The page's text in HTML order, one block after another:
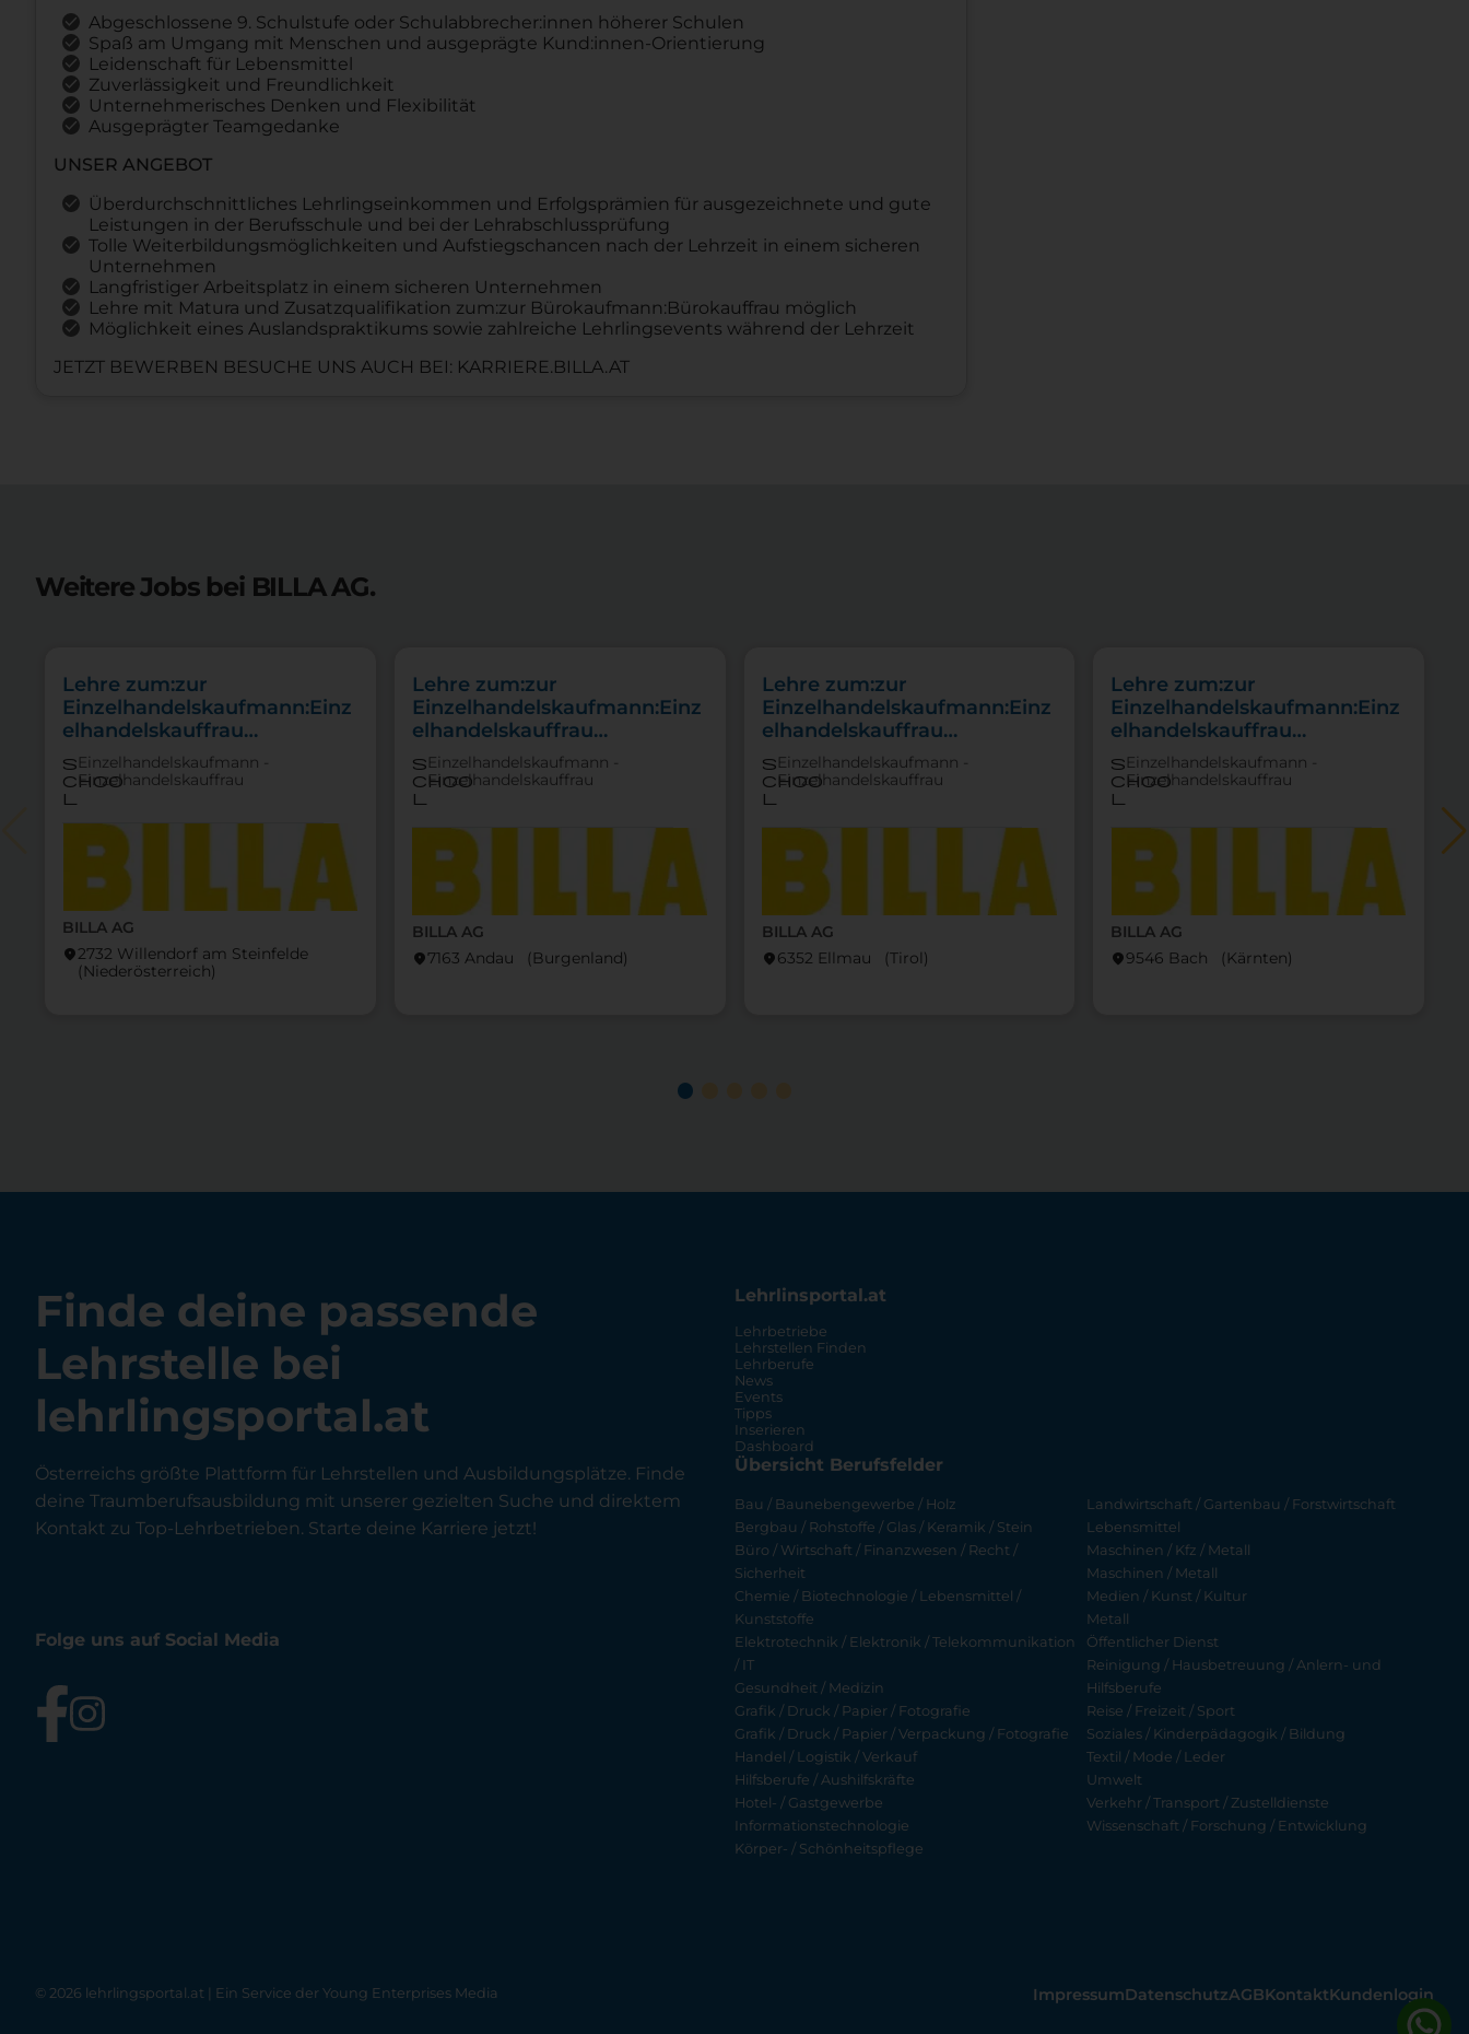
Abgeschlossene 9. Schulstufe oder Schulabbrecher:innen höherer Schulen
Spaß am Umgang mit Menschen und ausgeprägte Kund:innen-Orientierung
Leidenschaft für Lebensmittel
Zuverlässigkeit und Freundlichkeit
Unternehmerisches Denken und Flexibilität
Ausgeprägter Teamgedanke
UNSER ANGEBOT
Überdurchschnittliches Lehrlingseinkommen und Erfolgsprämien für ausgezeichnete und gute
Leistungen in der Berufsschule und bei der Lehrabschlussprüfung
Tolle Weiterbildungsmöglichkeiten und Aufstiegschancen nach der Lehrzeit in einem sicheren
Unternehmen
Langfristiger Arbeitsplatz in einem sicheren Unternehmen
Lehre mit Matura und Zusatzqualifikation zum:zur Bürokaufmann:Bürokauffrau möglich
Möglichkeit eines Auslandspraktikums sowie zahlreiche Lehrlingsevents während der Lehrzeit
JETZT BEWERBEN BESUCHE UNS AUCH BEI: KARRIERE.BILLA.AT
Weitere Jobs bei BILLA AG.
BILLA AG
location_on2732 Willendorf am Steinfelde
(Nieder­österreich)
Lehre zum:zur
Einzelhandelskaufmann:Einz
elhandelskauffrau
Schwerpunkt
Feinkostfachverkauf
s
choo
l
Einzelhandelskaufmann -
Einzelhandelskauffrau
BILLA AG
location_on7163 Andau (Burgen­land)
Lehre zum:zur
Einzelhandelskaufmann:Einz
elhandelskauffrau
Schwerpunkt
Feinkostfachverkauf
s
choo
l
Einzelhandelskaufmann -
Einzelhandelskauffrau
BILLA AG
location_on6352 Ellmau (Tirol)
Lehre zum:zur
Einzelhandelskaufmann:Einz
elhandelskauffrau
Schwerpunkt Lebensmittel
s
choo
l
Einzelhandelskaufmann -
Einzelhandelskauffrau
BILLA AG
location_on9546 Bach (Kärnten)
Lehre zum:zur
Einzelhandelskaufmann:Einz
elhandelskauffrau
Schwerpunkt
Feinkostfachverkauf
s
choo
l
Einzelhandelskaufmann -
Einzelhandelskauffrau
Finde deine passende
Lehrstelle bei
lehrlingsportal.at
Österreichs größte Plattform für Lehrstellen und Ausbildungsplätze. Finde
deine Traumberufsausbildung mit unserer gezielten Suche und direktem
Kontakt zu Top-Lehrbetrieben. Starte deine Karriere jetzt!
Folge uns auf Social Media
Lehrlinsportal.at
Lehrbetriebe
Lehrstellen Finden
Lehrberufe
News
Events
Tipps
Inserieren
Dashboard
Übersicht Berufsfelder
Bau / Baunebengewerbe / Holz
Bergbau / Rohstoffe / Glas / Keramik / Stein
Büro / Wirtschaft / Finanzwesen / Recht /
Sicherheit
Chemie / Biotechnologie / Lebensmittel /
Kunststoffe
Elektrotechnik / Elektronik / Telekommunikation
/ IT
Gesundheit / Medizin
Grafik / Druck / Papier / Fotografie
Grafik / Druck / Papier / Verpackung / Fotografie
Handel / Logistik / Verkauf
Hilfsberufe / Aushilfskräfte
Hotel- / Gastgewerbe
Informationstechnologie
Körper- / Schönheitspflege
Landwirtschaft / Gartenbau / Forstwirtschaft
Lebensmittel
Maschinen / Kfz / Metall
Maschinen / Metall
Medien / Kunst / Kultur
Metall
Öffentlicher Dienst
Reinigung / Hausbetreuung / Anlern- und
Hilfsberufe
Reise / Freizeit / Sport
Soziales / Kinderpädagogik / Bildung
Textil / Mode / Leder
Umwelt
Verkehr / Transport / Zustelldienste
Wissenschaft / Forschung / Entwicklung
© 2026 lehrlingsportal.at | Ein Service der Young Enterprises Media ImpressumDatenschutzAGBKontaktKundenlogin